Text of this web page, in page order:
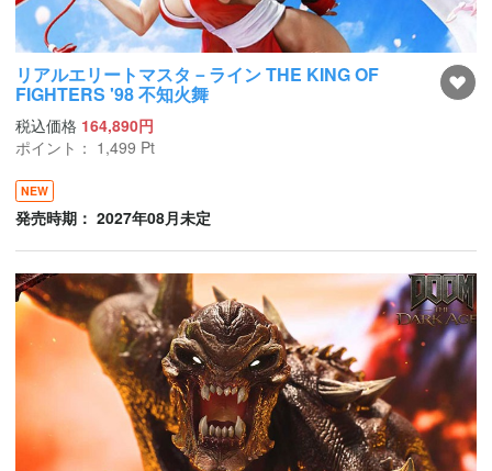
リアルエリートマスタ－ライン THE KING OF
FIGHTERS '98 不知火舞
税込価格 164,890円
ポイント： 1,499 Pt
NEW
発売時期： 2027年08月未定